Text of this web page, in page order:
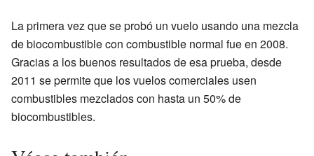
La primera vez que se probó un vuelo usando una mezcla
de biocombustible con combustible normal fue en 2008.
Gracias a los buenos resultados de esa prueba, desde
2011 se permite que los vuelos comerciales usen
combustibles mezclados con hasta un 50% de
biocombustibles.